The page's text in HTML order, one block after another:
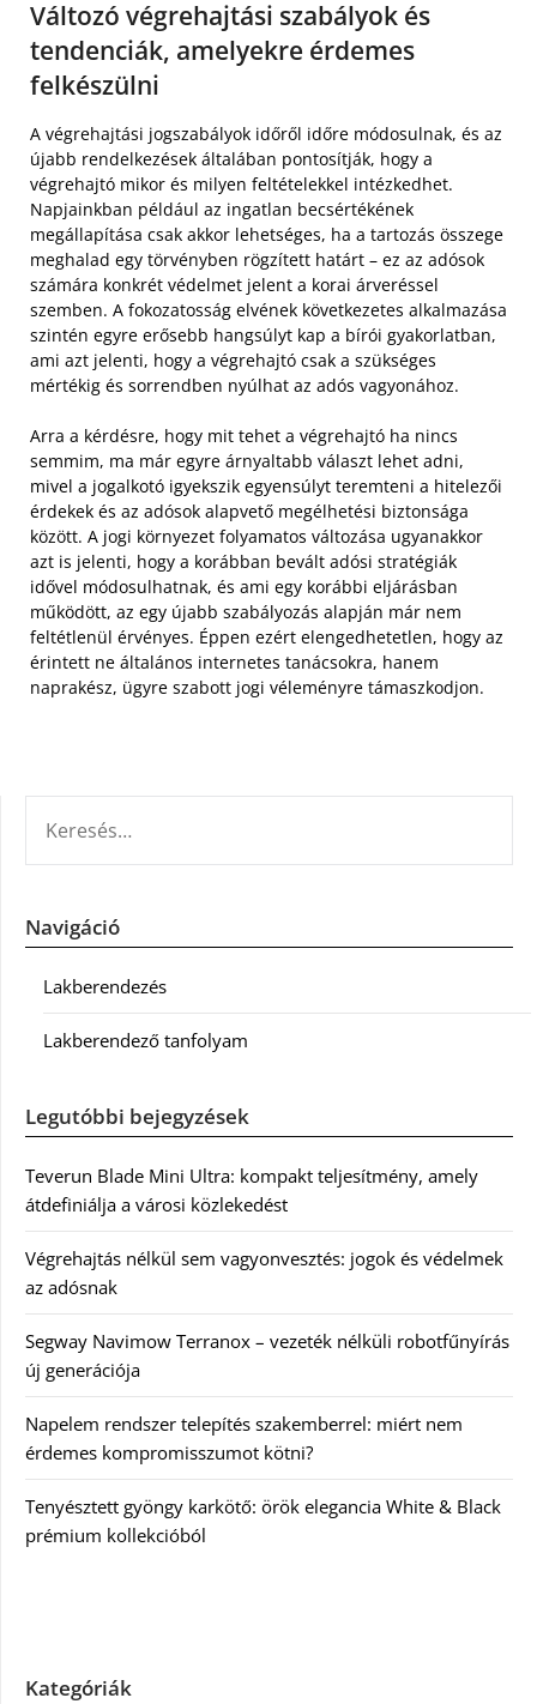
Változó végrehajtási szabályok és
tendenciák, amelyekre érdemes
felkészülni
A végrehajtási jogszabályok időről időre módosulnak, és az
újabb rendelkezések általában pontosítják, hogy a
végrehajtó mikor és milyen feltételekkel intézkedhet.
Napjainkban például az ingatlan becsértékének
megállapítása csak akkor lehetséges, ha a tartozás összege
meghalad egy törvényben rögzített határt – ez az adósok
számára konkrét védelmet jelent a korai árveréssel
szemben. A fokozatosság elvének következetes alkalmazása
szintén egyre erősebb hangsúlyt kap a bírói gyakorlatban,
ami azt jelenti, hogy a végrehajtó csak a szükséges
mértékig és sorrendben nyúlhat az adós vagyonához.
Arra a kérdésre, hogy mit tehet a végrehajtó ha nincs
semmim, ma már egyre árnyaltabb választ lehet adni,
mivel a jogalkotó igyekszik egyensúlyt teremteni a hitelezői
érdekek és az adósok alapvető megélhetési biztonsága
között. A jogi környezet folyamatos változása ugyanakkor
azt is jelenti, hogy a korábban bevált adósi stratégiák
idővel módosulhatnak, és ami egy korábbi eljárásban
működött, az egy újabb szabályozás alapján már nem
feltétlenül érvényes. Éppen ezért elengedhetetlen, hogy az
érintett ne általános internetes tanácsokra, hanem
naprakész, ügyre szabott jogi véleményre támaszkodjon.
Navigáció
Lakberendezés
Lakberendező tanfolyam
Legutóbbi bejegyzések
Teverun Blade Mini Ultra: kompakt teljesítmény, amely
átdefiniálja a városi közlekedést
Végrehajtás nélkül sem vagyonvesztés: jogok és védelmek
az adósnak
Segway Navimow Terranox – vezeték nélküli robotfűnyírás
új generációja
Napelem rendszer telepítés szakemberrel: miért nem
érdemes kompromisszumot kötni?
Tenyésztett gyöngy karkötő: örök elegancia White & Black
prémium kollekcióból
Kategóriák